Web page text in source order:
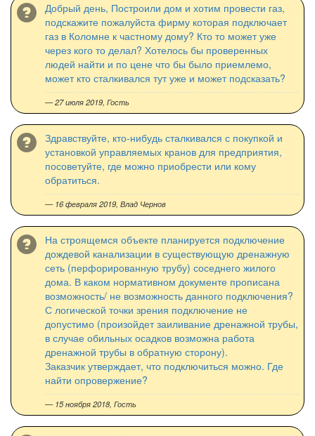
Добрый день, Построили дом и хотим провести газ,
подскажите пожалуйста фирму которая подключает
газ в Коломне к частному дому? Кто то может уже
через кого то делал? Хотелось бы проверенных
людей найти и по цене что бы было приемлемо,
может кто сталкивался тут уже и может подсказать?
— 27 июля 2019, Гость
Здравствуйте, кто-нибудь сталкивался с покупкой и
установкой управляемых кранов для предприятия,
посоветуйте, где можно приобрести или кому
обратиться.
— 16 февраля 2019, Влад Чернов
На строящемся объекте планируется подключение
дождевой канализации в существующую дренажную
сеть (перфорированную трубу) соседнего жилого
дома. В каком нормативном документе прописана
возможность/ не возможность данного подключения?
С логической точки зрения подключение не
допустимо (произойдет заиливание дренажной трубы,
в случае обильных осадков возможна работа
дренажной трубы в обратную сторону).
Заказчик утверждает, что подключиться можно. Где
найти опровержение?
— 15 ноября 2018, Гость